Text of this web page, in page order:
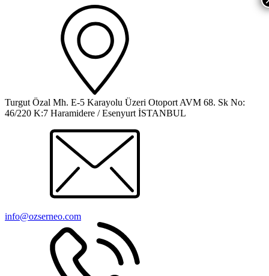
Turgut Özal Mh. E-5 Karayolu Üzeri Otoport AVM 68. Sk No:
46/220 K:7 Haramidere / Esenyurt İSTANBUL
info@ozserneo.com